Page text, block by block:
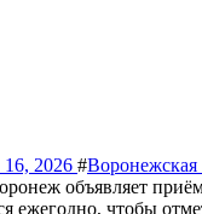
2026 #Воронежская